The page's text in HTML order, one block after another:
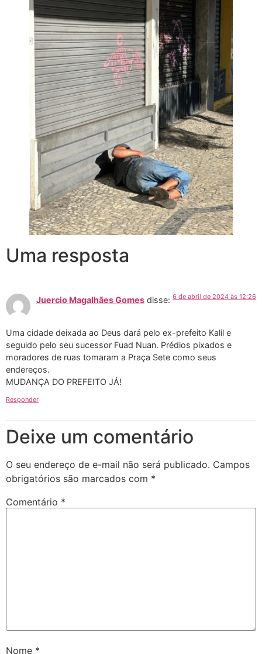
Uma resposta
Juercio Magalhães Gomes disse: 6 de abril de 2024 às 12:26
Uma cidade deixada ao Deus dará pelo ex-prefeito Kalil e
seguido pelo seu sucessor Fuad Nuan. Prédios pixados e
moradores de ruas tomaram a Praça Sete como seus
endereços.
MUDANÇA DO PREFEITO JÁ!
Responder
Deixe um comentário
O seu endereço de e-mail não será publicado. Campos
obrigatórios são marcados com *
Comentário *
Nome *